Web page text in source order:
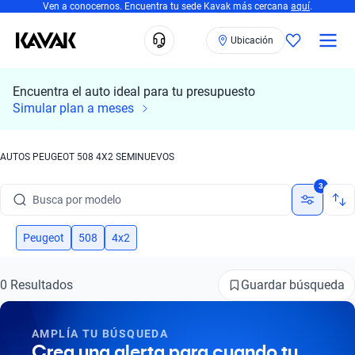
Ven a conocernos. Encuentra tu sede Kavak más cercana aquí.
Ubicación
Encuentra el auto ideal para tu presupuesto
Simular plan a meses
AUTOS PEUGEOT 508 4X2 SEMINUEVOS
Busca por modelo
Busca por versión
Busca por marca
Busca por modelo
3
Peugeot 508 4x2
0 Resultados Guardar búsqueda
AMPLÍA TU BÚSQUEDA